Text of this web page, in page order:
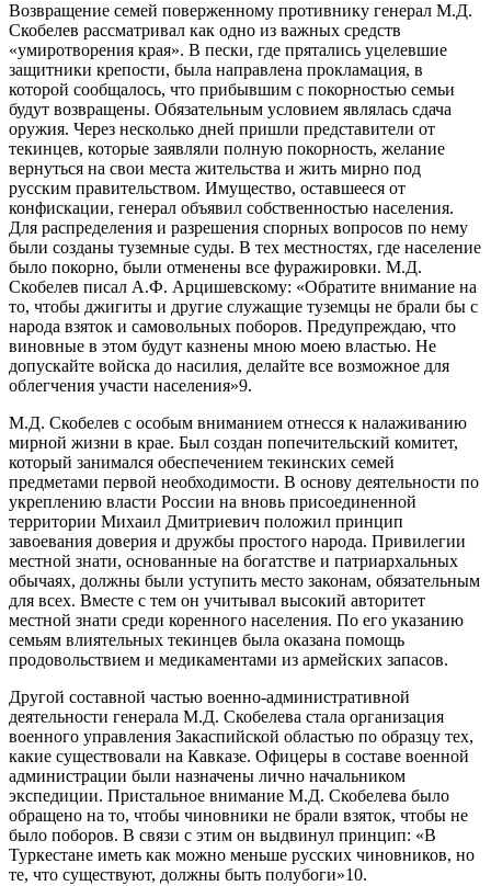
Возвращение семей поверженному противнику генерал М.Д.
Скобелев рассматривал как одно из важных средств
«умиротворения края». В пески, где прятались уцелевшие
защитники крепости, была направлена прокламация, в
которой сообщалось, что прибывшим с покорностью семьи
будут возвращены. Обязательным условием являлась сдача
оружия. Через несколько дней пришли представители от
текинцев, которые заявляли полную покорность, желание
вернуться на свои места жительства и жить мирно под
русским правительством. Имущество, оставшееся от
конфискации, генерал объявил собственностью населения.
Для распределения и разрешения спорных вопросов по нему
были созданы туземные суды. В тех местностях, где население
было покорно, были отменены все фуражировки. М.Д.
Скобелев писал А.Ф. Арцишевскому: «Обратите внимание на
то, чтобы джигиты и другие служащие туземцы не брали бы с
народа взяток и самовольных поборов. Предупреждаю, что
виновные в этом будут казнены мною моею властью. Не
допускайте войска до насилия, делайте все возможное для
облегчения участи населения»9.
М.Д. Скобелев с особым вниманием отнесся к налаживанию
мирной жизни в крае. Был создан попечительский комитет,
который занимался обеспечением текинских семей
предметами первой необходимости. В основу деятельности по
укреплению власти России на вновь присоединенной
территории Михаил Дмитриевич положил принцип
завоевания доверия и дружбы простого народа. Привилегии
местной знати, основанные на богатстве и патриархальных
обычаях, должны были уступить место законам, обязательным
для всех. Вместе с тем он учитывал высокий авторитет
местной знати среди коренного населения. По его указанию
семьям влиятельных текинцев была оказана помощь
продовольствием и медикаментами из армейских запасов.
Другой составной частью военно-административной
деятельности генерала М.Д. Скобелева стала организация
военного управления Закаспийской областью по образцу тех,
какие существовали на Кавказе. Офицеры в составе военной
администрации были назначены лично начальником
экспедиции. Пристальное внимание М.Д. Скобелева было
обращено на то, чтобы чиновники не брали взяток, чтобы не
было поборов. В связи с этим он выдвинул принцип: «В
Туркестане иметь как можно меньше русских чиновников, но
те, что существуют, должны быть полубоги»10.